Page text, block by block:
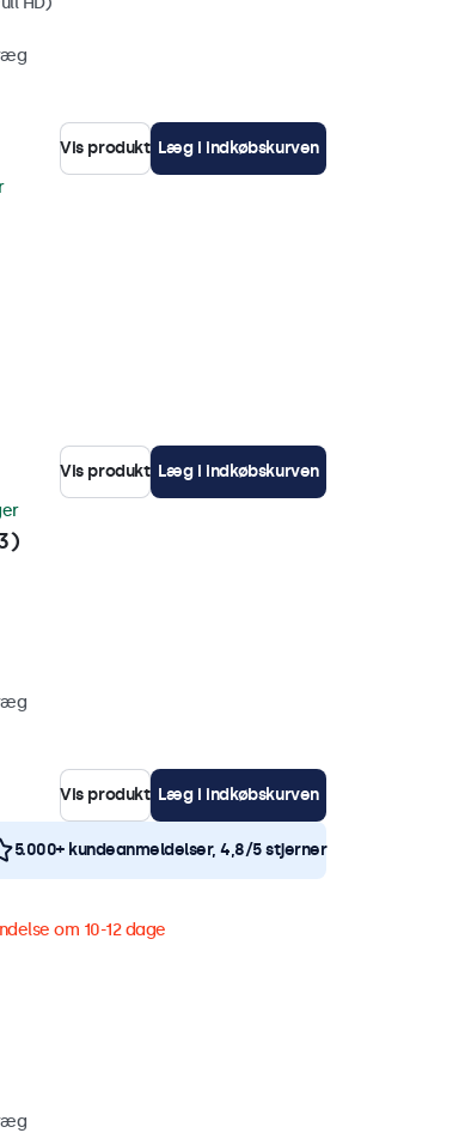
Vis produkt Læg i indkøbskurven
Vis produkt Læg i indkøbskurven
Vis produkt Læg i indkøbskurven
5.000+ kundeanmeldelser, 4,8/5 stjerner
om 10-12 dage